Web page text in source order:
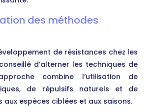
des méthodes
de résistances chez les
d’alterner les techniques de
combine l’utilisation de
de répulsifs naturels et de
aux espèces ciblées et aux saisons.